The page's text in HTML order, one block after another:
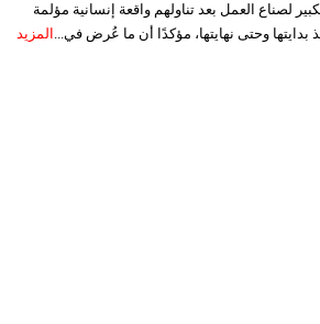
لصناع العمل بعد تناولهم واقعة إنسانية مؤلمة
بدايتها وحتى نهايتها، مؤكدًا أن ما عُرض في... المزيد